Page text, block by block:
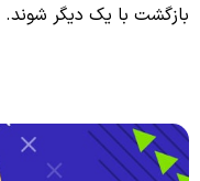
بازگشت با یک دیگر شوند.